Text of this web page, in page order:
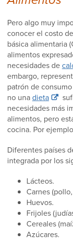
Pero algo muy
conocer el costo
básica alimentaria
alimentos
necesidades de
embargo,
patrón de
no unadieta
necesidades más
alimentos, pero
cocina. Por
Diferentes países
integrada por los
Lácteos.
Carnes
Huevos.
Frijoles
Cereales
Azúcares.